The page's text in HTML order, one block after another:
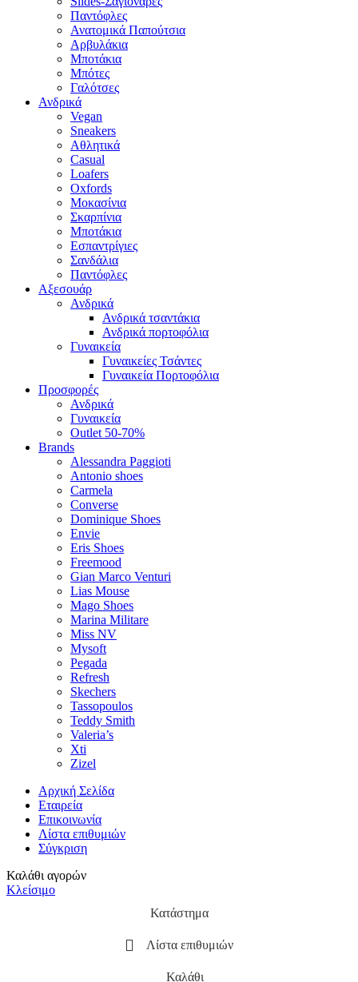
Παντόφλες
Ανατομικά Παπούτσια
Αρβυλάκια
Μποτάκια
Μπότες
Γαλότσες
Ανδρικά
Vegan
Sneakers
Αθλητικά
Casual
Loafers
Oxfords
Μοκασίνια
Σκαρπίνια
Μποτάκια
Εσπαντρίγιες
Σανδάλια
Παντόφλες
Αξεσουάρ
Ανδρικά
Ανδρικά τσαντάκια
Ανδρικά πορτοφόλια
Γυναικεία
Γυναικείες Τσάντες
Γυναικεία Πορτοφόλια
Προσφορές
Ανδρικά
Γυναικεία
Outlet 50-70%
Brands
Alessandra Paggioti
Antonio shoes
Carmela
Converse
Dominique Shoes
Envie
Eris Shoes
Freemood
Gian Marco Venturi
Lias Mouse
Mago Shoes
Marina Militare
Miss NV
Mysoft
Pegada
Refresh
Skechers
Tassopoulos
Teddy Smith
Valeria’s
Xti
Zizel
Αρχική Σελίδα
Εταιρεία
Επικοινωνία
Λίστα επιθυμιών
Σύγκριση
Καλάθι αγορών
Κλείσιμο
Κατάστημα
Λίστα επιθυμιών
Καλάθι